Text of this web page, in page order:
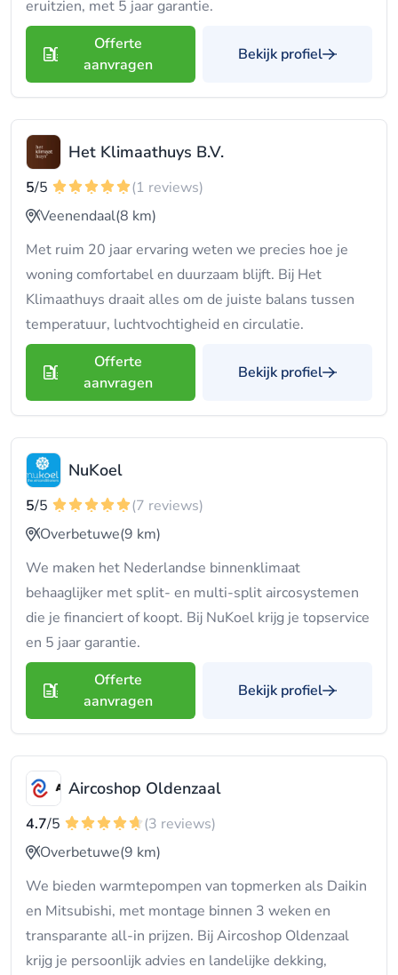
eruitzien, met 5 jaar garantie.
Offerte
aanvragen
Bekijk profiel
Het Klimaathuys B.V.
5/5
(1 reviews)
Veenendaal(8 km)
Met ruim 20 jaar ervaring weten we precies hoe je
woning comfortabel en duurzaam blijft. Bij Het
Klimaathuys draait alles om de juiste balans tussen
temperatuur, luchtvochtigheid en circulatie.
Offerte
aanvragen
Bekijk profiel
NuKoel
5/5
(7 reviews)
Overbetuwe(9 km)
We maken het Nederlandse binnenklimaat
behaaglijker met split- en multi-split aircosystemen
die je financiert of koopt. Bij NuKoel krijg je topservice
en 5 jaar garantie.
Offerte
aanvragen
Bekijk profiel
Aircoshop Oldenzaal
4.7/5
(3 reviews)
Overbetuwe(9 km)
We bieden warmtepompen van topmerken als Daikin
en Mitsubishi, met montage binnen 3 weken en
transparante all-in prijzen. Bij Aircoshop Oldenzaal
krijg je persoonlijk advies en landelijke dekking,